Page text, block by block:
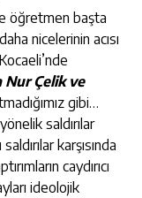
öğretmen başta
nicelerinin acısı
Nur Çelik ve
gibi…
saldırılar
karşısında
caydırıcı
ideolojik